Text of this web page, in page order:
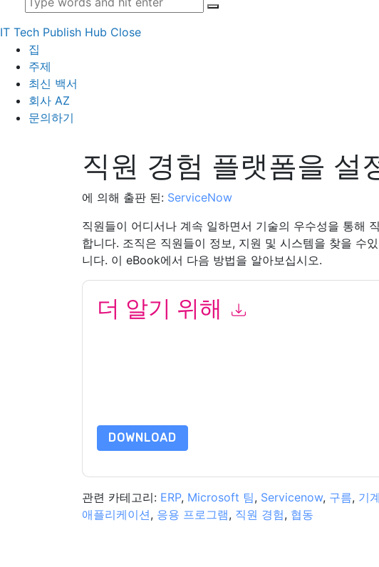
IT Tech Publish Hub Close
집
주제
최신 백서
회사 AZ
문의하기
직원 경험 플랫폼을 설
에 의해 출판 된: ServiceNow
직원들이 어디서나 계속 일하면서 기술의 우수성을 통해
합니다. 조직은 직원들이 정보, 지원 및 시스템을 찾을 수
니다. 이 eBook에서 다음 방법을 알아보십시오.
더 알기 위해
DOWNLOAD
관련 카테고리: ERP, Microsoft 팀, Servicenow, 구름, 기
애플리케이션, 응용 프로그램, 직원 경험, 협동